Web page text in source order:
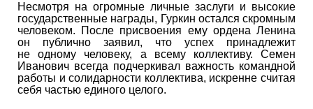
Несмотря на огромные личные заслуги и высокие
государственные награды, Гуркин остался скромным
человеком. После присвоения ему ордена Ленина
он публично заявил, что успех принадлежит
не одному человеку, а всему коллективу. Семен
Иванович всегда подчеркивал важность командной
работы и солидарности коллектива, искренне считая
себя частью единого целого.